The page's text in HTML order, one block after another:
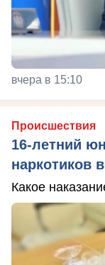
вчера в 15:10
Происшествия
16-летний
наркотиков
Какое